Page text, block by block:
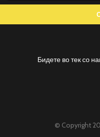
Бидете во тек со
© Copyright